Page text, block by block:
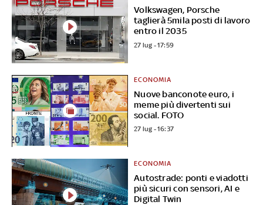
Volkswagen, Porsche
taglierà 5mila posti di lavoro
entro il 2035
27 lug - 17:59
Nuove banconote euro, i
meme più divertenti sui
social. FOTO
ECONOMIA
27 lug - 16:37
Autostrade: ponti e viadotti
più sicuri con sensori, AI e
Digital Twin
ECONOMIA